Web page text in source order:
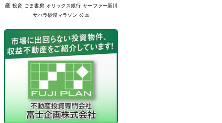
産 投資 ごま書房 オリックス銀行 サーファー新川
サハラ砂漠マラソン 公庫